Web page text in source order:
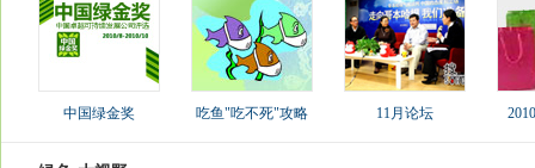
中国绿金奖 吃鱼"吃不死"攻略 11月论坛